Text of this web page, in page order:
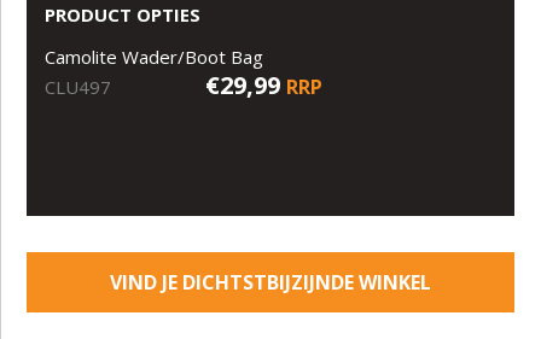
PRODUCT OPTIES
Camolite Wader/Boot Bag
CLU497
€29,99 RRP
VIND JE DICHTSTBIJZIJNDE WINKEL